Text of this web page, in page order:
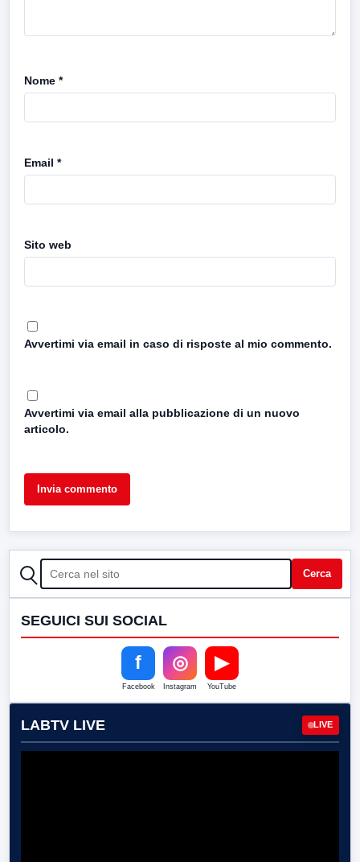
Nome *
Email *
Sito web
Avvertimi via email in caso di risposte al mio commento.
Avvertimi via email alla pubblicazione di un nuovo
articolo.
CERCA Cerca
SEGUICI SUI SOCIAL
f
Facebook
◎
Instagram
▶
YouTube
LABTV LIVE LIVE